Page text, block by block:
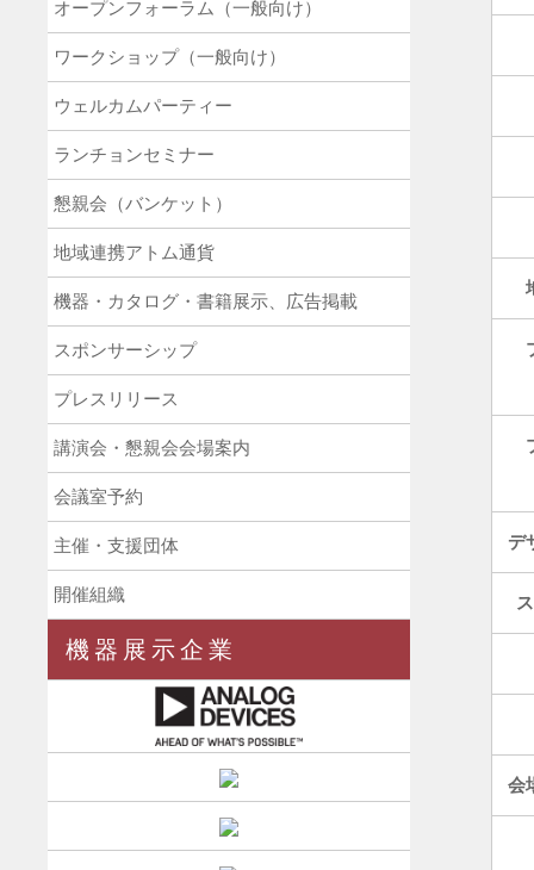
デ
会
オープンフォーラム（一般向け）
ワークショップ（一般向け）
ウェルカムパーティー
ランチョンセミナー
懇親会（バンケット）
地域連携アトム通貨
機器・カタログ・書籍展示、広告掲載
スポンサーシップ
プレスリリース
講演会・懇親会会場案内
会議室予約
主催・支援団体
開催組織
機器展示企業